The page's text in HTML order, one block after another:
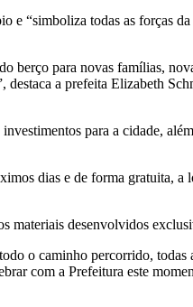
“simboliza todas as forças
berço para novas famílias,
a prefeita Elizabeth
para a cidade,
dias e de forma gratuita,
desenvolvidos
o caminho percorrido,
com a Prefeitura este